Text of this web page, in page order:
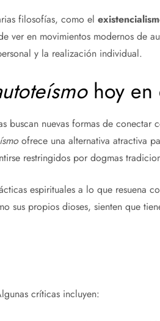
filosofías, como el
ver en movimientos modernos de
y la realización individual.
hoy en
buscan nuevas formas de conectar
ofrece una alternativa atractiva
restringidos por dogmas
espirituales a lo que resuena
sus propios dioses, sienten que
críticas incluyen: